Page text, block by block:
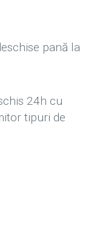
pană la
24h cu
tipuri de